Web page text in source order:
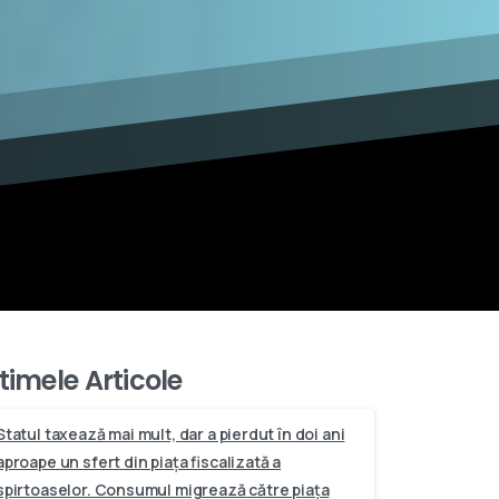
Articole
taxează mai mult, dar a pierdut în doi ani
un sfert din piața fiscalizată a
Consumul migrează către piața